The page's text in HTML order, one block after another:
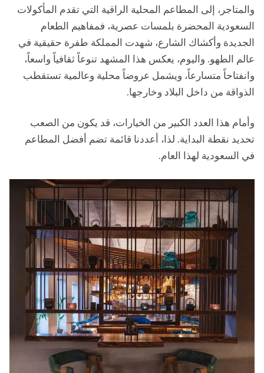
والمتاجر، إلى المطاعم المحلية الراقية التي تقدم المأكولات
السعودية المحضرة بلمسات عصرية، فمفاهيم الطعام
الجديدة وأكشاك الشارع، شهدت المملكة طفرة حقيقية في
عالم الطهو. واليوم، يعكس هذا المشهد تنوعاً ثقافياً واسعاً،
وانفتاحاً متسارعاً، ويشمل عروضاً محلية وعالمية تستقطب
الذواقة من داخل البلاد وخارجها.
وأمام هذا العدد الكبير من الخيارات، قد يكون من الصعب
تحديد نقطة البداية. لذا، أعددنا قائمة تضم أفضل المطاعم
في السعودية لهذا العام.